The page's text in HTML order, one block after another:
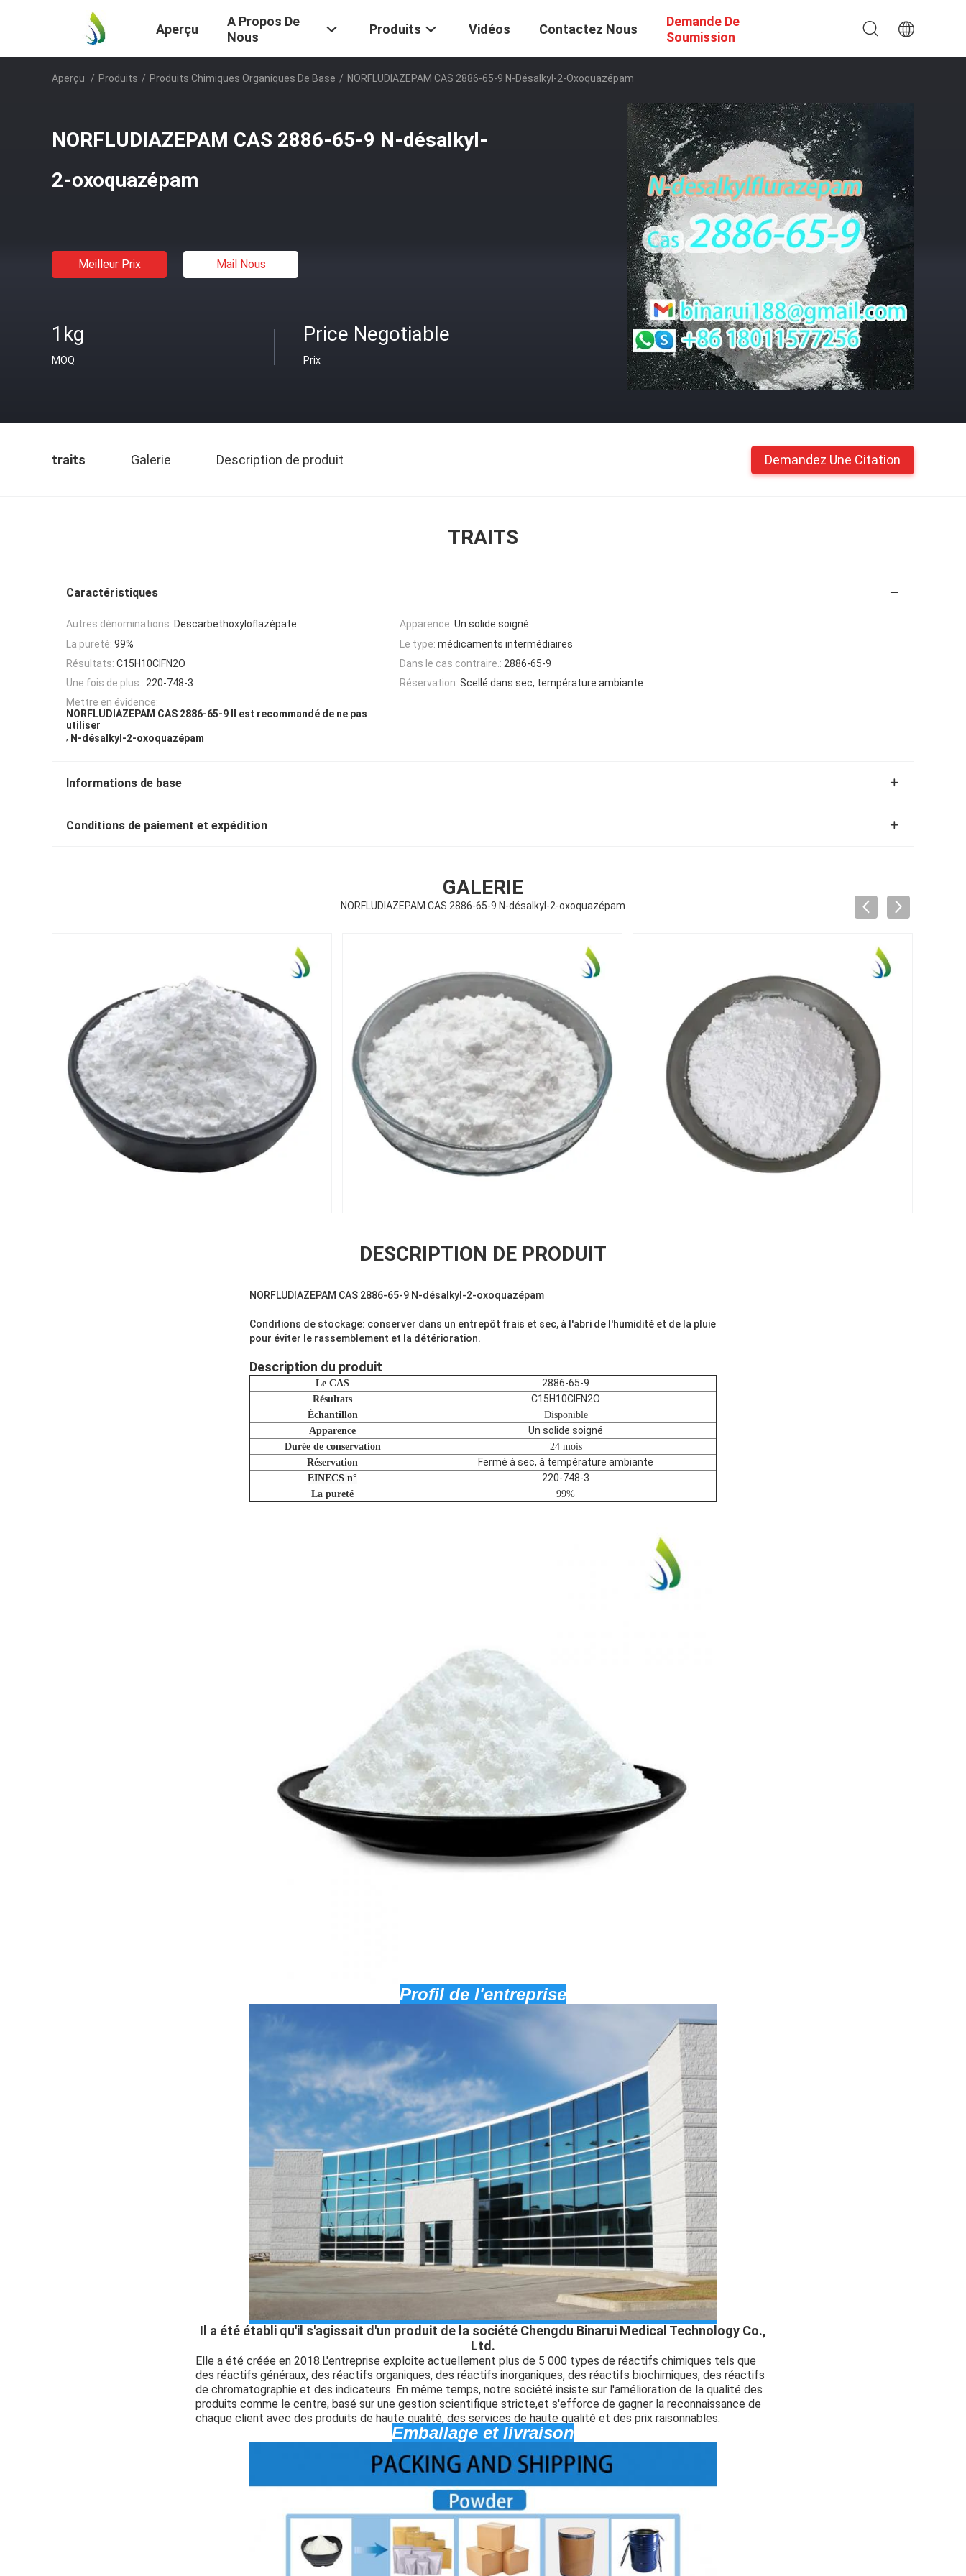
Aperçu
A Propos De
Nous
Produits Vidéos Contactez Nous
Demande De
Soumission
Aperçu / Produits / Produits Chimiques Organiques De Base / NORFLUDIAZEPAM CAS 2886-65-9 N-Désalkyl-2-Oxoquazépam
NORFLUDIAZEPAM CAS 2886-65-9 N-désalkyl-
2-oxoquazépam
Meilleur Prix Mail Nous
1kg
MOQ
Price Negotiable
Prix
traits Galerie Description de produit Demandez Une Citation
TRAITS
Caractéristiques
Autres dénominations: Descarbethoxyloflazépate Apparence: Un solide soigné
La pureté: 99% Le type: médicaments intermédiaires
Résultats: C15H10ClFN2O Dans le cas contraire.: 2886-65-9
Une fois de plus.: 220-748-3 Réservation: Scellé dans sec, température ambiante
Mettre en évidence:
NORFLUDIAZEPAM CAS 2886-65-9 Il est recommandé de ne pas
utiliser
, N-désalkyl-2-oxoquazépam
Informations de base
Conditions de paiement et expédition
GALERIE
NORFLUDIAZEPAM CAS 2886-65-9 N-désalkyl-2-oxoquazépam
DESCRIPTION DE PRODUIT
NORFLUDIAZEPAM CAS 2886-65-9 N-désalkyl-2-oxoquazépam
Conditions de stockage: conserver dans un entrepôt frais et sec, à l'abri de l'humidité et de la pluie
pour éviter le rassemblement et la détérioration.
Description du produit
Le CAS 2886-65-9
Résultats C15H10ClFN2O
Échantillon
Disponible
Apparence
Un solide soigné
Durée de conservation
24 mois
Réservation
Fermé à sec, à température ambiante
EINECS n° 220-748-3
La pureté 99%
Profil de l'entreprise
Il a été établi qu'il s'agissait d'un produit de la société Chengdu Binarui Medical Technology Co.,
Ltd.
Elle a été créée en 2018.L'entreprise exploite actuellement plus de 5 000 types de réactifs chimiques tels que
des réactifs généraux, des réactifs organiques, des réactifs inorganiques, des réactifs biochimiques, des réactifs
de chromatographie et des indicateurs. En même temps, notre société insiste sur l'amélioration de la qualité des
produits comme le centre, basé sur une gestion scientifique stricte,et s'efforce de gagner la reconnaissance de
chaque client avec des produits de haute qualité, des services de haute qualité et des prix raisonnables.
Emballage et livraison